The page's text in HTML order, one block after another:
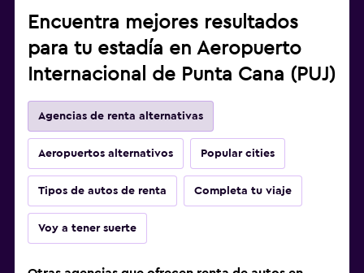
Encuentra mejores resultados
para tu estadía en Aeropuerto
Internacional de Punta Cana (PUJ)
Agencias de renta alternativas
Aeropuertos alternativos Popular cities
Tipos de autos de renta Completa tu viaje
Voy a tener suerte